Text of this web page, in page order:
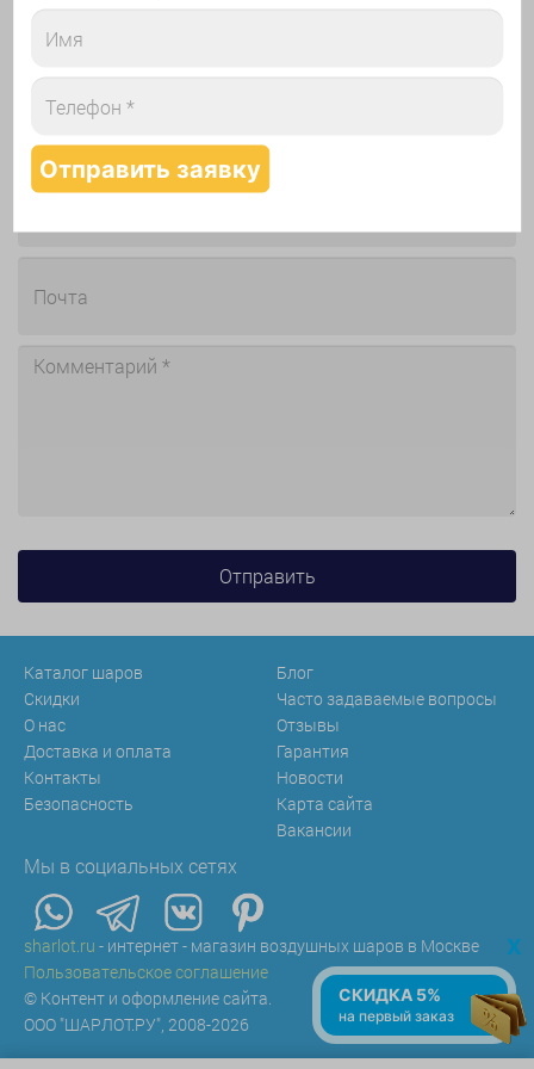
Обратная связь
Каталог шаров
Скидки
О нас
Доставка и оплата
Контакты
Безопасность
Блог
Часто задаваемые вопросы
Отзывы
Гарантия
Новости
Карта сайта
Вакансии
Мы в социальных сетях
sharlot.ru - интернет - магазин воздушных шаров в Москве
Пользовательское соглашение
© Контент и оформление сайта.
ООО "ШАРЛОТ.РУ", 2008-2026
x
СКИДКА 5%
на первый заказ